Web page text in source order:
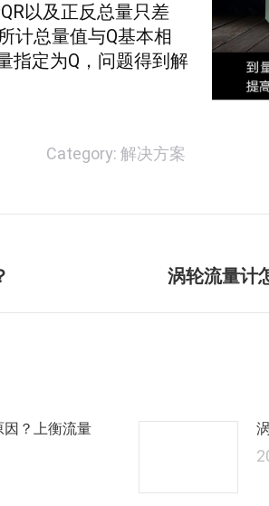
以及正反总量只差
计总量值与Q基本相
指定为Q，问题得到解
Category: 解决方案
涡轮流量计
？上衡流量